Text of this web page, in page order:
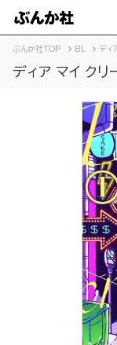
ぶんか社TOP BL ディ
ディア マイ クリ